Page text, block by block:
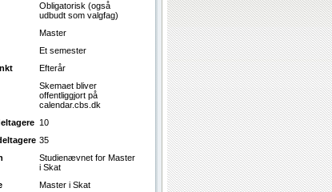
Obligatorisk (også
udbudt som valgfag)
Master
Et semester
Efterår
Skemaet bliver
offentliggjort på
calendar.cbs.dk
10
35
Studienævnet for Master
i Skat
Master i Skat